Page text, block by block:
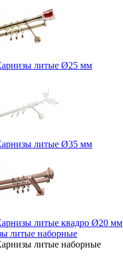
литые Ø25 мм
литые Ø35 мм
литые квадро Ø20 мм
литые наборные
литые наборные